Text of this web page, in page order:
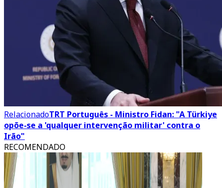
RelacionadoTRT Português - Ministro Fidan: "A Türkiye
opõe-se a 'qualquer intervenção militar' contra o
Irão"
RECOMENDADO